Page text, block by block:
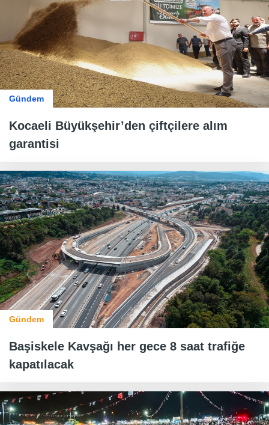
Gündem
Kocaeli Büyükşehir’den çiftçilere alım
garantisi
Gündem
Başiskele Kavşağı her gece 8 saat trafiğe
kapatılacak